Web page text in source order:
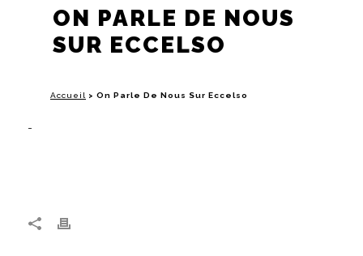
ON PARLE DE NOUS
SUR ECCELSO
Accueil > On Parle De Nous Sur Eccelso